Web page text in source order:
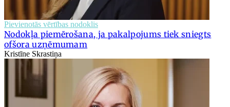
Pievienotās vērtības nodoklis
Nodokļa piemērošana, ja pakalpojums tiek sniegts
ofšora uzņēmumam
Kristīne Skrastiņa